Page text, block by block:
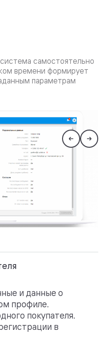
самостоятельно
времени формирует
параметрам
и данные о
профиле.
покупателя.
в